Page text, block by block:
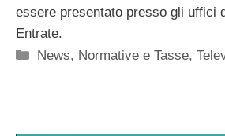
essere presentato presso gli uffici
Entrate.
Categorie
News, Normative e Tasse,